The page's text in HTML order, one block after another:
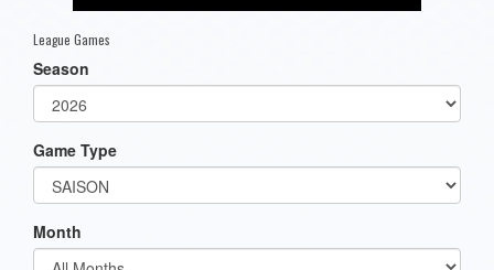
League Games
Season
Game Type
Month